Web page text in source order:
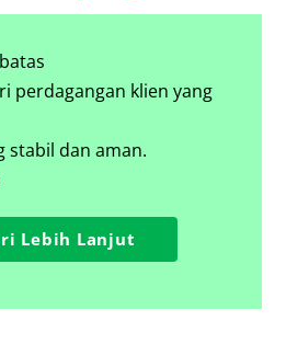
perdagangan klien yang
stabil dan aman.
Lebih Lanjut